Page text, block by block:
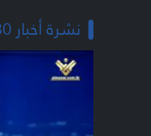
نشرة أخبار 19:30 - 29-09-2024